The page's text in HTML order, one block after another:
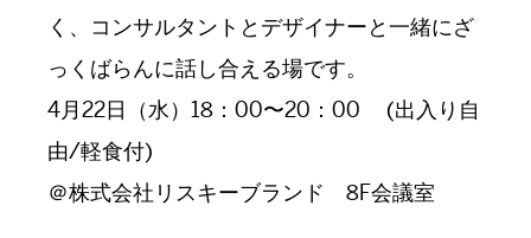
く、コンサルタントとデザイナーと一緒にざ
っくばらんに話し合える場です。
4月22日（水）18：00〜20：00 (出入り自
由/軽食付)
＠株式会社リスキーブランド 8F会議室